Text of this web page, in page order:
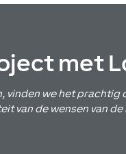
met
vinden we het
van de wensen van de